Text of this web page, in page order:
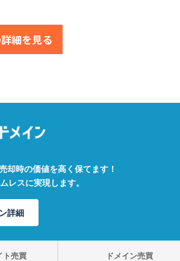
細を見る
却時の価値を高く保てます！
レスに実現します。
詳細
ト売買 ドメイン売買